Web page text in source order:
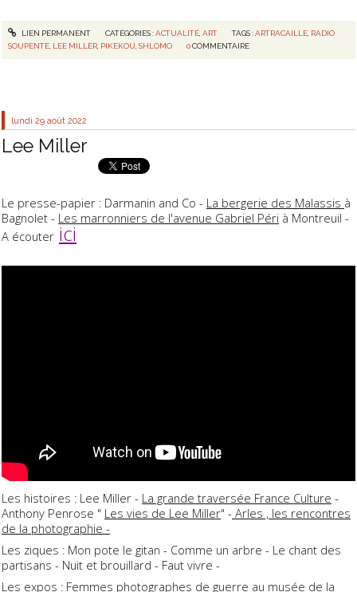
LIEN PERMANENT CATÉGORIES :ACTUALITÉ, ART TAGS :ARTRACAILLE, RADIO
SOUPENTE, LEE MILLER, PIKEKOU,SHLOMO 0 COMMENTAIRE
lundi 29 août 2022
Lee Miller
Le presse-papier : Darmanin and Co - La bergerie des Malassis à
Bagnolet - Les marronniers de l'avenue Gabriel Péri à Montreuil -
A écouter ici
Les histoires : Lee Miller - La grande traversée France Culture -
Anthony Penrose " Les vies de Lee Miller" - Arles , les rencontres
de la photographie -
Les ziques : Mon pote le gitan - Comme un arbre - Le chant des
partisans - Nuit et brouillard - Faut vivre -
Les expos : Femmes photographes de guerre au musée de la